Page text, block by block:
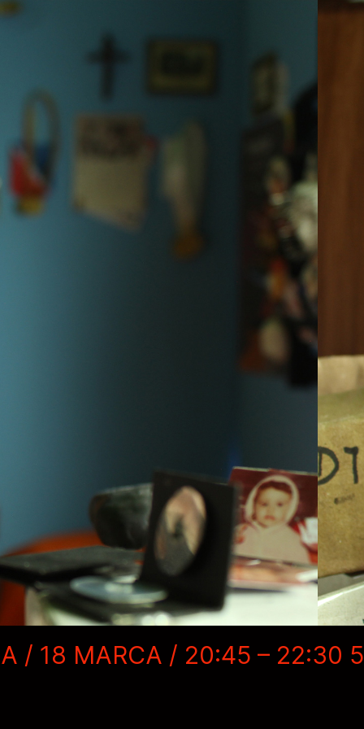
5 BLOK / SALA STOLICA / 18 MARCA / 20:45 – 22:30 /
/ 18 MARCA / 20:45 – 22:30 /